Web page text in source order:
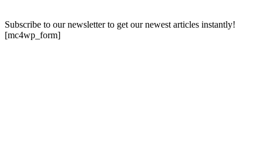
Subscribe to our newsletter to get our newest articles instantly!
[mc4wp_form]